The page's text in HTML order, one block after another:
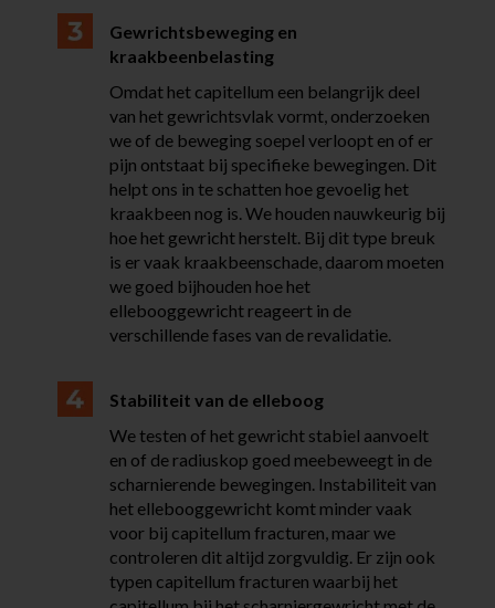
Gewrichtsbeweging en
kraakbeenbelasting
Omdat het capitellum een belangrijk deel
van het gewrichtsvlak vormt, onderzoeken
we of de beweging soepel verloopt en of er
pijn ontstaat bij specifieke bewegingen. Dit
helpt ons in te schatten hoe gevoelig het
kraakbeen nog is.We houden nauwkeurig bij
hoe het gewricht herstelt. Bij dit type breuk
is er vaak kraakbeenschade, daarom moeten
we goed bijhouden hoe het
ellebooggewricht reageert in de
verschillende fases van de revalidatie.
Stabiliteit van de elleboog
We testen of het gewricht stabiel aanvoelt
en of de radiuskop goed meebeweegt in de
scharnierende bewegingen. Instabiliteit van
het ellebooggewricht komt minder vaak
voor bij capitellum fracturen, maar we
controleren dit altijd zorgvuldig. Er zijn ook
typen capitellum fracturen waarbij het